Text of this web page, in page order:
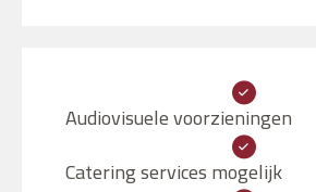
Audiovisuele voorzieningen
Catering services mogelijk